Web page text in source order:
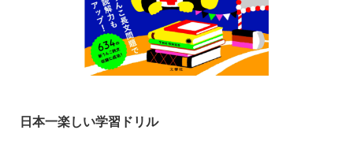
日本一楽しい学習ドリル